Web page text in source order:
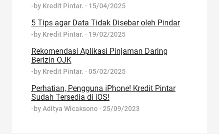
-by Kredit Pintar. · 15/04/2025
5 Tips agar Data Tidak Disebar oleh Pindar
-by Kredit Pintar. · 19/02/2025
Rekomendasi Aplikasi Pinjaman Daring
Berizin OJK
-by Kredit Pintar. · 05/02/2025
Perhatian, Pengguna iPhone! Kredit Pintar
Sudah Tersedia di iOS!
-byAditya Wicaksono · 25/09/2023